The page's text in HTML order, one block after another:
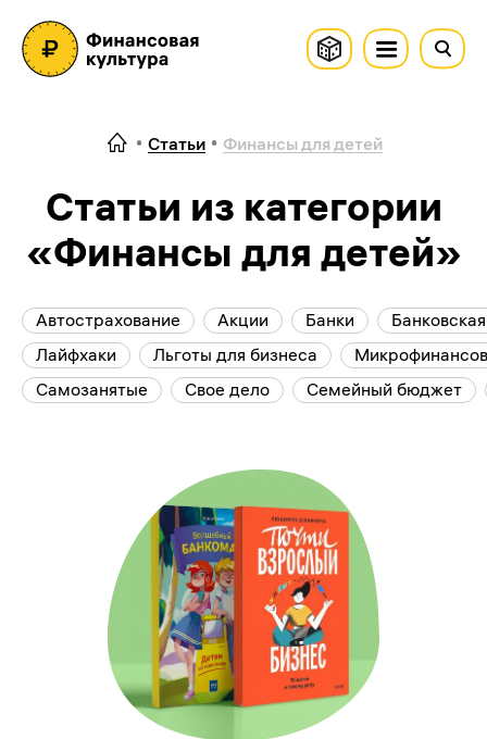
Статьи Финансы для детей
Статьи из категории
«Финансы для детей»
Автострахование Акции Банки
Лайфхаки
Льготы для бизнеса
Самозанятые
Свое дело Семейный бюджет